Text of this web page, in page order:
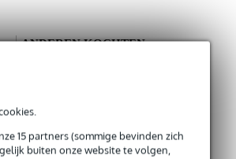
15 partners (sommige bevinden zich
buiten onze website te volgen,
Je naam
ANDEREN KOCHTEN